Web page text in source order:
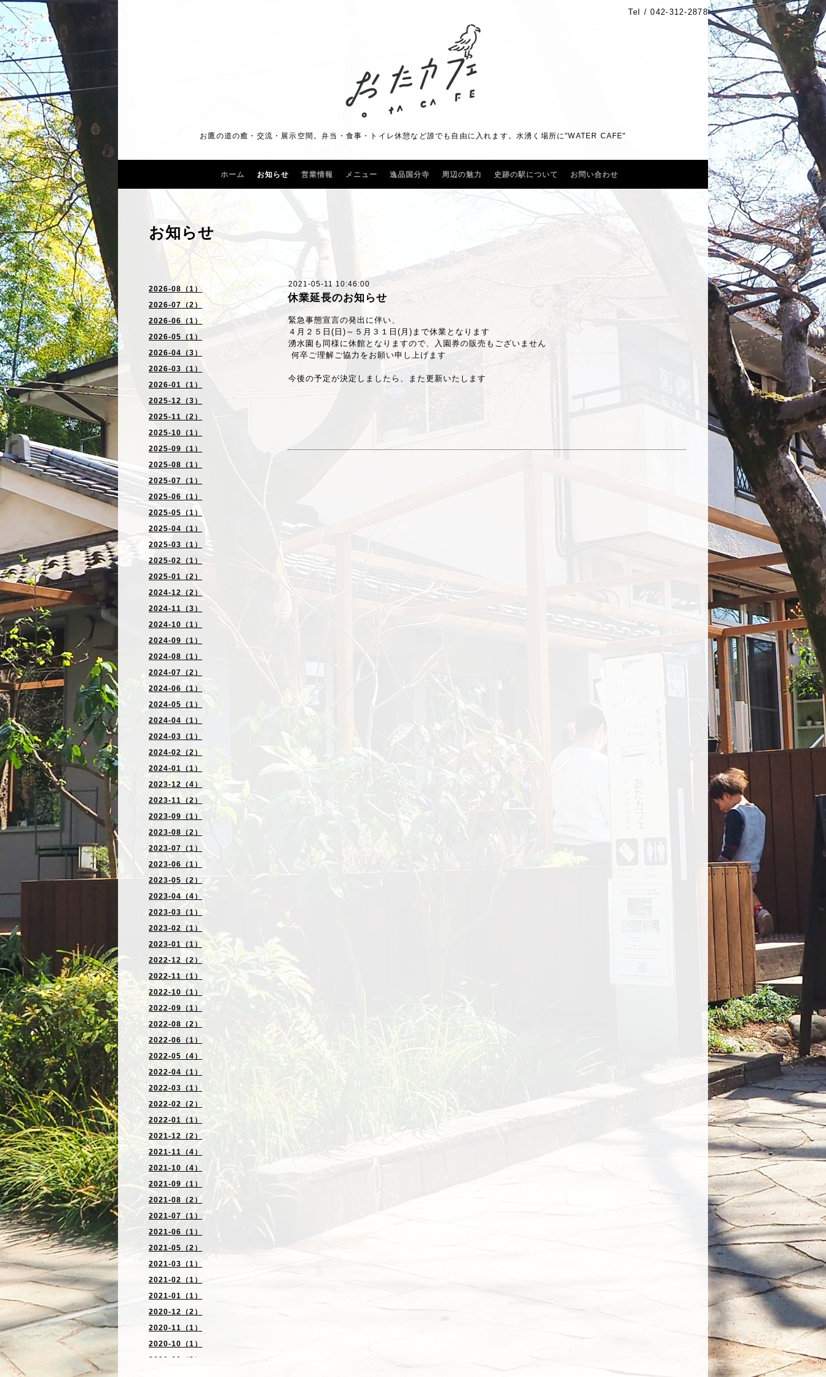
Tel /042-312-2878
お鷹の道の癒・交流・展示空間。弁当・食事・トイレ休憩など誰でも自由に入れます。水湧く場所に"WATER CAFE"
ホーム お知らせ 営業情報 メニュー 逸品国分寺 周辺の魅力 史跡の駅について お問い合わせ
2026-08（1）
2026-07（2）
2026-06（1）
2026-05（1）
2026-04（3）
2026-03（1）
2026-01（1）
2025-12（3）
2025-11（2）
2025-10（1）
2025-09（1）
2025-08（1）
2025-07（1）
2025-06（1）
2025-05（1）
2025-04（1）
2025-03（1）
2025-02（1）
2025-01（2）
2024-12（2）
2024-11（3）
2024-10（1）
2024-09（1）
2024-08（1）
2024-07（2）
2024-06（1）
2024-05（1）
2024-04（1）
2024-03（1）
2024-02（2）
2024-01（1）
2023-12（4）
2023-11（2）
2023-09（1）
2023-08（2）
2023-07（1）
2023-06（1）
2023-05（2）
2023-04（4）
2023-03（1）
2023-02（1）
2023-01（1）
2022-12（2）
2022-11（1）
2022-10（1）
2022-09（1）
2022-08（2）
2022-06（1）
2022-05（4）
2022-04（1）
2022-03（1）
2022-02（2）
2022-01（1）
2021-12（2）
2021-11（4）
2021-10（4）
2021-09（1）
2021-08（2）
2021-07（1）
2021-06（1）
2021-05（2）
2021-03（1）
2021-02（1）
2021-01（1）
2020-12（2）
2020-11（1）
2020-10（1）
2020-09（2）
お知らせ
2021-05-11 10:46:00
休業延長のお知らせ
緊急事態宣言の発出に伴い、
４月２５日(日)～５月３１日(月)まで休業となります
湧水園も同様に休館となりますので、入園券の販売もございません
何卒ご理解ご協力をお願い申し上げます
今後の予定が決定しましたら、また更新いたします